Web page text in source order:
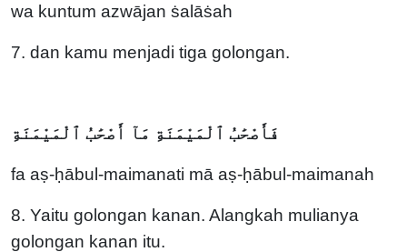
wa kuntum azwājan ṡalāṡah
7. dan kamu menjadi tiga golongan.
فَأَصْحَٰبُ ٱلْمَيْمَنَةِ مَآ أَصْحَٰبُ ٱلْمَيْمَنَةِ
fa aṣ-ḥābul-maimanati mā aṣ-ḥābul-maimanah
8. Yaitu golongan kanan. Alangkah mulianya
golongan kanan itu.